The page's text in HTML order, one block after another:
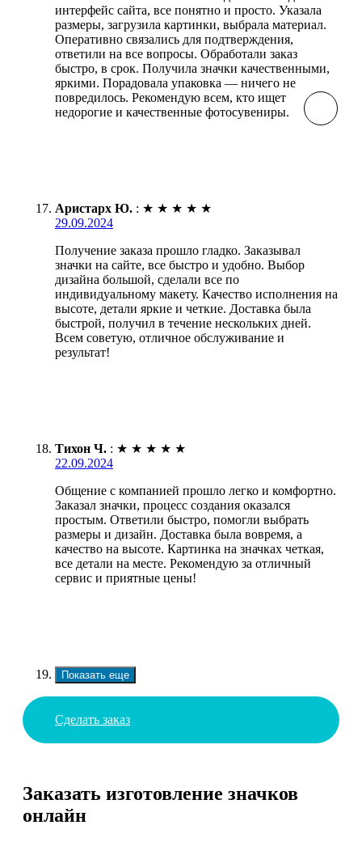
интерфейс сайта, все понятно и просто. Указала
размеры, загрузила картинки, выбрала материал.
Оперативно связались для подтверждения,
ответили на все вопросы. Обработали заказ
быстро, в срок. Получила значки качественными,
яркими. Порадовала упаковка — ничего не
повредилось. Рекомендую всем, кто ищет
недорогие и качественные фотосувениры.
Аристарх Ю. : ★ ★ ★ ★ ★
29.09.2024
Получение заказа прошло гладко. Заказывал
значки на сайте, все быстро и удобно. Выбор
дизайна большой, сделали все по
индивидуальному макету. Качество исполнения на
высоте, детали яркие и четкие. Доставка была
быстрой, получил в течение нескольких дней.
Всем советую, отличное обслуживание и
результат!
Тихон Ч. : ★ ★ ★ ★ ★
22.09.2024
Общение с компанией прошло легко и комфортно.
Заказал значки, процесс создания оказался
простым. Ответили быстро, помогли выбрать
размеры и дизайн. Доставка была вовремя, а
качество на высоте. Картинка на значках четкая,
все детали на месте. Рекомендую за отличный
сервис и приятные цены!
Показать еще
Сделать заказ
Заказать изготовление значков
онлайн